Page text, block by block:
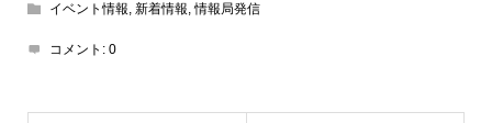
イベント情報, 新着情報,情報局発信
コメント: 0